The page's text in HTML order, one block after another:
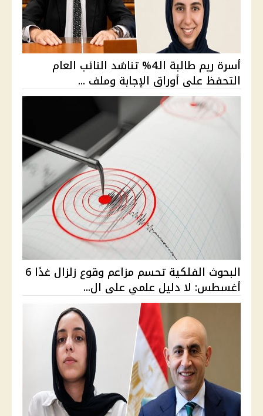
أسرة ريم طالبة الـ4% تناشد النائب العام
التحفظ على أوراق الإجابة وملف ...
البحوث الفلكية تحسم مزاعم وقوع زلزال غدًا 6
أغسطس: لا دليل علمي على ال...